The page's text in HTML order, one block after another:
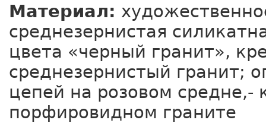
Материал:
среднезернистая
цвета «черный гранит»,
среднезернистый гранит;
цепей на розовом средне,-
порфировидном граните